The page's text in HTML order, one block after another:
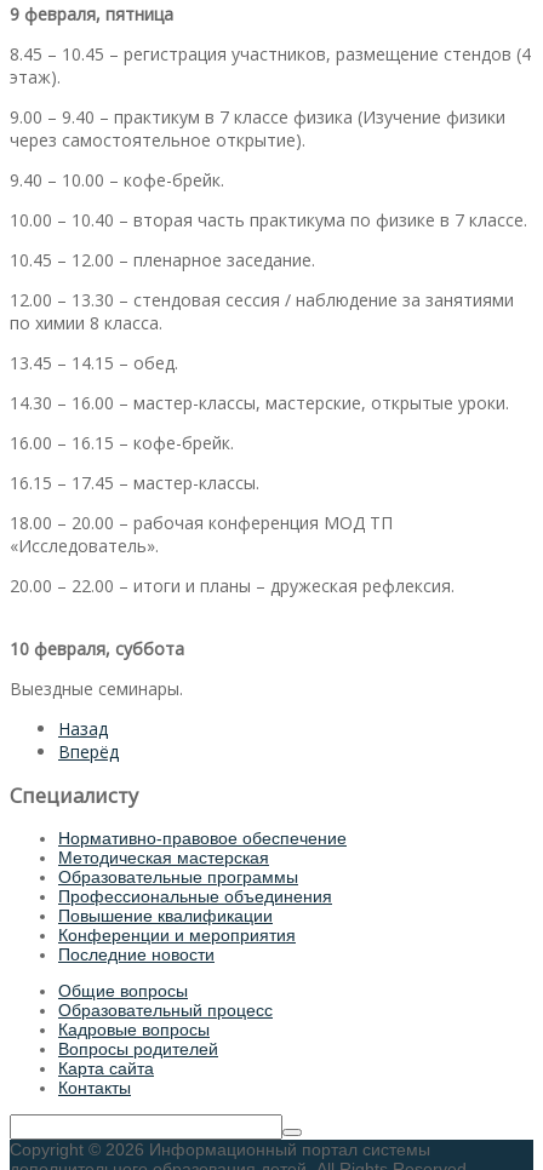
9 февраля, пятница
8.45 – 10.45 – регистрация участников, размещение стендов (4
этаж).
9.00 – 9.40 – практикум в 7 классе физика (Изучение физики
через самостоятельное открытие).
9.40 – 10.00 – кофе-брейк.
10.00 – 10.40 – вторая часть практикума по физике в 7 классе.
10.45 – 12.00 – пленарное заседание.
12.00 – 13.30 – стендовая сессия / наблюдение за занятиями
по химии 8 класса.
13.45 – 14.15 – обед.
14.30 – 16.00 – мастер-классы, мастерские, открытые уроки.
16.00 – 16.15 – кофе-брейк.
16.15 – 17.45 – мастер-классы.
18.00 – 20.00 – рабочая конференция МОД ТП
«Исследователь».
20.00 – 22.00 – итоги и планы – дружеская рефлексия.
10 февраля, суббота
Выездные семинары.
Назад
Вперёд
Специалисту
Нормативно-правовое обеспечение
Методическая мастерская
Образовательные программы
Профессиональные объединения
Повышение квалификации
Конференции и мероприятия
Последние новости
Общие вопросы
Образовательный процесс
Кадровые вопросы
Вопросы родителей
Карта сайта
Контакты
Copyright © 2026 Информационный портал системы